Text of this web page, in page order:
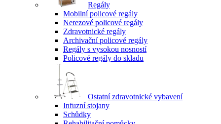
Regály
Mobilní policové regály
Nerezové policové regály
Zdravotnické regály
Archivační policové regály
Regály s vysokou nosností
Policové regály do skladu
Ostatní zdravotnické vybavení
Infuzní stojany
Schůdky